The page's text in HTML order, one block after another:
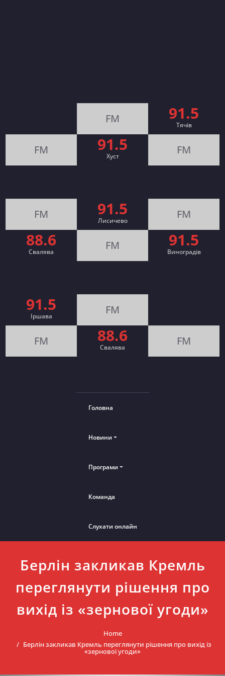
FM 91.5
Тячів
FM 91.5
Хуст FM
FM 91.5
Лисичево FM
88.6
Свалява FM 91.5
Виноградів
91.5
Іршава FM
FM 88.6
Cвалява FM
Головна
Новини
Програми
Команда
Слухати онлайн
Берлін закликав Кремль
переглянути рішення про
вихід із «зернової угоди»
Home
Берлін закликав Кремль переглянути рішення про вихід із
«зернової угоди»